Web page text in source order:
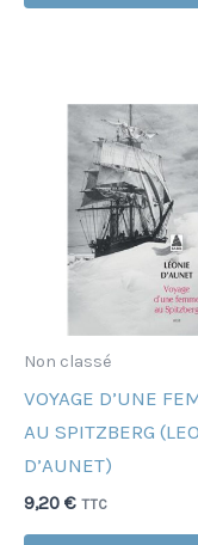
Non classé
VOYAGE D’UNE
AU SPITZBERG
D’AUNET)
9,20 € TTC